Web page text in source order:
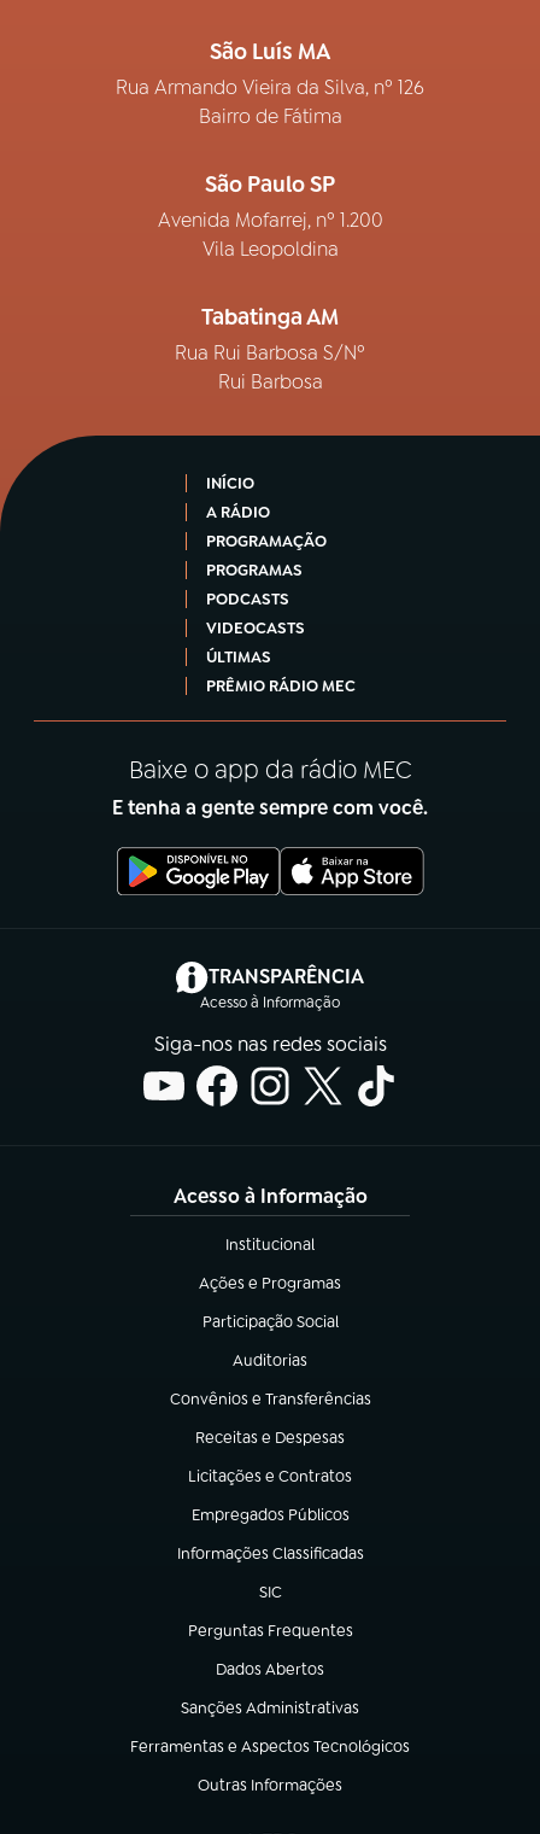
São Luís MA
Rua Armando Vieira da Silva, nº 126
Bairro de Fátima
São Paulo SP
Avenida Mofarrej, nº 1.200
Vila Leopoldina
Tabatinga AM
Rua Rui Barbosa S/Nº
Rui Barbosa
INÍCIO
A RÁDIO
PROGRAMAÇÃO
PROGRAMAS
PODCASTS
VIDEOCASTS
ÚLTIMAS
PRÊMIO RÁDIO MEC
Baixe o app da rádio MEC
E tenha a gente sempre com você.
TRANSPARÊNCIA
Acesso à Informação
(abre em nova aba)
Siga-nos nas redes sociais
Acesso à Informação
Institucional
(abre em nova aba)
Ações e Programas
(abre em nova aba)
Participação Social
(abre em nova aba)
Auditorias
(abre em nova aba)
Convênios e Transferências
(abre em nova aba)
Receitas e Despesas
(abre em nova aba)
Licitações e Contratos
(abre em nova aba)
Empregados Públicos
(abre em nova aba)
Informações Classificadas
(abre em nova aba)
SIC
(abre em nova aba)
Perguntas Frequentes
(abre em nova aba)
Dados Abertos
(abre em nova aba)
Sanções Administrativas
(abre em nova aba)
Ferramentas e Aspectos Tecnológicos
(abre em nova aba)
Outras Informações
(abre em nova aba)